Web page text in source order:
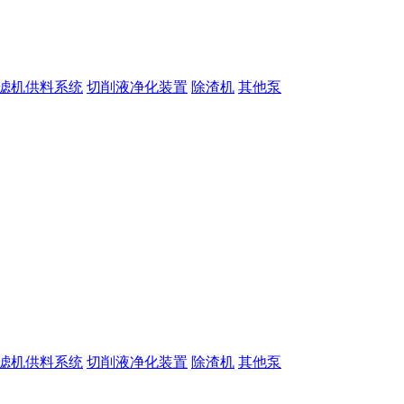
机供料系统 切削液净化装置 除渣机 其他泵
机供料系统 切削液净化装置 除渣机 其他泵